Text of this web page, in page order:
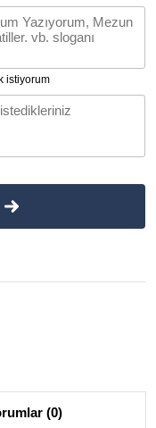
istiyorum
(0)